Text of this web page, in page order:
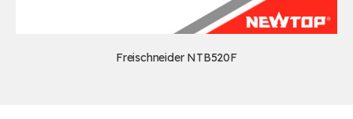
Freischneider NTB520F